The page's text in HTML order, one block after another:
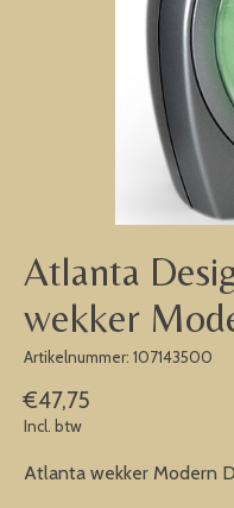
Atlanta
wekker
Artikelnummer: 107143500
€47,75
Incl. btw
Atlanta wekker Modern